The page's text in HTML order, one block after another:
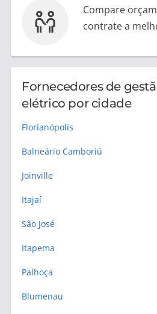
Compare
contrate a
Fornecedores de
elétrico por cidade
Florianópolis
Balneário Camboriú
Joinville
Itajaí
São José
Itapema
Palhoça
Blumenau